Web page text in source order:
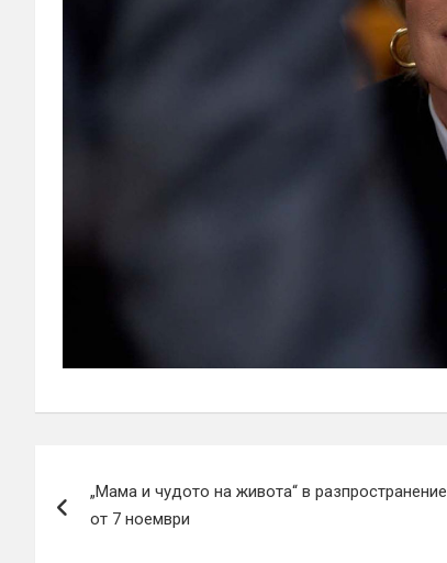
„Мама и чудото на живота“ в разпространение
от 7 ноември